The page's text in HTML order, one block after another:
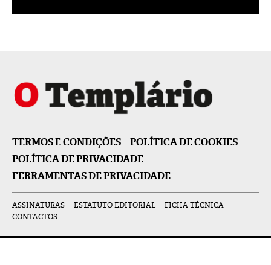
TERMOS E CONDIÇÕES
POLÍTICA DE COOKIES
POLÍTICA DE PRIVACIDADE
FERRAMENTAS DE PRIVACIDADE
ASSINATURAS ESTATUTO EDITORIAL
FICHA TÉCNICA
CONTACTOS